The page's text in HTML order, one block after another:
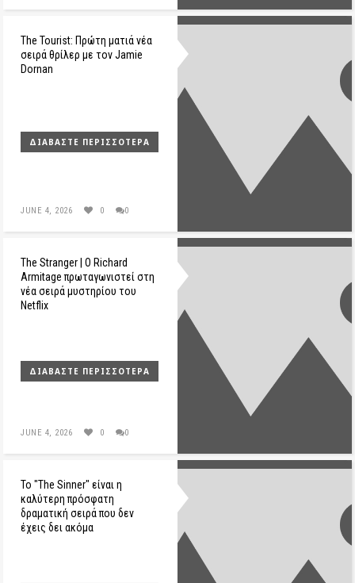
The Tourist: Πρώτη ματιά νέα
σειρά θρίλερ με τον Jamie
Dornan
ΔΙΑΒΆΣΤΕ ΠΕΡΙΣΣΌΤΕΡΑ
JUNE 4, 2026 0 0
The Stranger | Ο Richard
Armitage πρωταγωνιστεί στη
νέα σειρά μυστηρίου του
Netflix
ΔΙΑΒΆΣΤΕ ΠΕΡΙΣΣΌΤΕΡΑ
JUNE 4, 2026 0 0
Το "The Sinner" είναι η
καλύτερη πρόσφατη
δραματική σειρά που δεν
έχεις δει ακόμα